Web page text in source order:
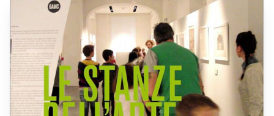
EVENTI
PALAZZO DELLE MUSE